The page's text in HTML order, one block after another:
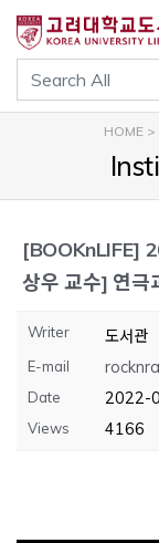
건
기
통합검색
사이트내 검색
HOME >
[BOOKnLIFE]
상우 교수] 연극
Writer 도서관
E-mail
Date 2022-
Views 4166